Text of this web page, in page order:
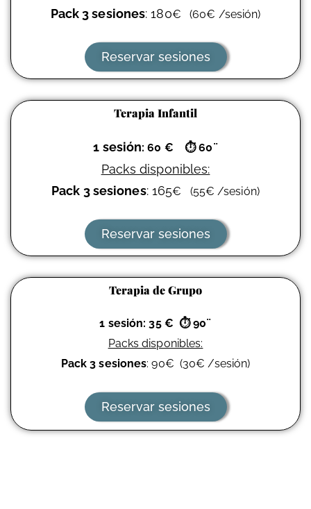
Pack 3 sesiones: 180€ (60€ /sesión)
Reservar sesiones
Terapia Infantil
1 sesión: 60 €⏱60¨
Packs disponibles:
Pack 3 sesiones: 165€ (55€ /sesión)
Reservar sesiones
Terapia de Grupo
1 sesión: 35 €⏱90¨
Packs disponibles:
Pack 3 sesiones: 90€ (30€ /sesión)
Reservar sesiones